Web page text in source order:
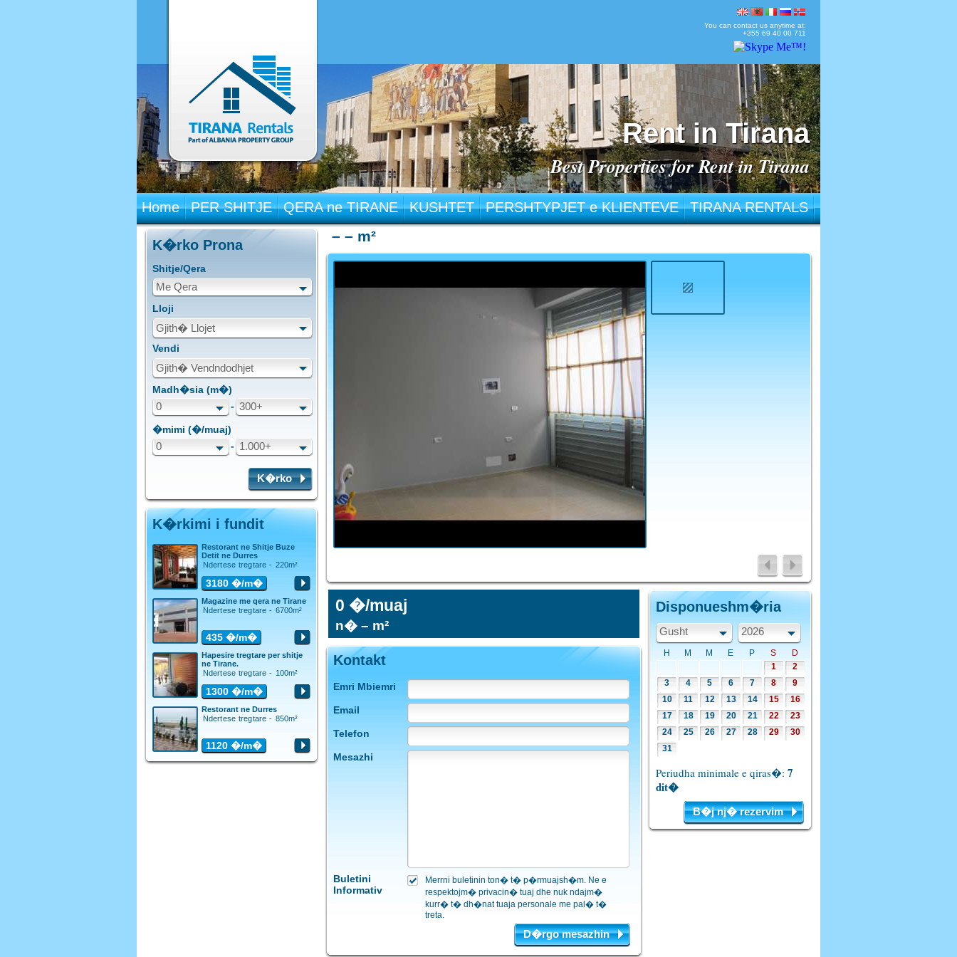
You can contact us anytime at:
+355 69 40 00 711
Rent in Tirana
Best Properties for Rent in Tirana
Home PER SHITJE QERA ne TIRANE KUSHTET PERSHTYPJET e KLIENTEVE TIRANA RENTALS
– – m²
0 �/muaj
n� – m²
Kontakt
Emri Mbiemri
Email
Telefon
Mesazhi
Buletini
Informativ
Merrni buletinin ton� t� p�rmuajsh�m. Ne e
respektojm� privacin� tuaj dhe nuk ndajm�
kurr� t� dh�nat tuaja personale me pal� t�
treta.
D�rgo mesazhin
Disponueshm�ria
Gusht 2026
H M M E P S
D
1
2
3
4 5 6 7 8
9
10
11 12 13 14 15
16
17
18 19 20 21 22
23
24
25 26 27 28 29
30
31
Periudha minimale e qiras�: 7
dit�
B�j nj� rezervim
K�rko Prona
Shitje/Qera
Me Qera
Lloji
Gjith� Llojet
Vendi
Gjith� Vendndodhjet
Madh�sia (m�)
0 - 300+
�mimi (�/muaj)
0 - 1.000+
K�rko
K�rkimi i fundit
Restorant ne Shitje Buze
Detit ne Durres
Ndertese tregtare - 220m²
3180 �/m�
Magazine me qera ne Tirane
Ndertese tregtare - 6700m²
435 �/m�
Hapesire tregtare per shitje
ne Tirane.
Ndertese tregtare - 100m²
1300 �/m�
Restorant ne Durres
Ndertese tregtare - 850m²
1120 �/m�